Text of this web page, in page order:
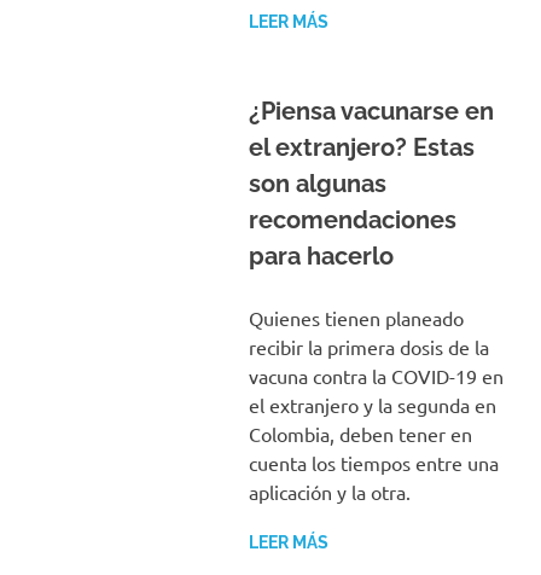
LEER MÁS
¿Piensa vacunarse en
el extranjero? Estas
son algunas
recomendaciones
para hacerlo
Quienes tienen planeado
recibir la primera dosis de la
vacuna contra la COVID-19 en
el extranjero y la segunda en
Colombia, deben tener en
cuenta los tiempos entre una
aplicación y la otra.
LEER MÁS